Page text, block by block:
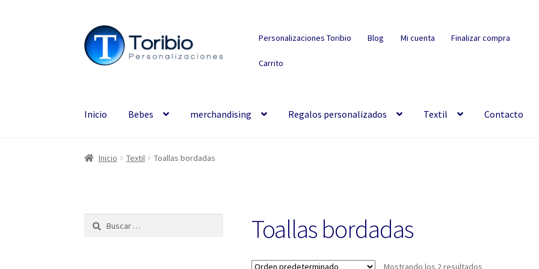
Ir
a
la
Ir
al
contenido
Personalizaciones Toribio Blog Mi cuenta Finalizar compra
Carrito
Inicio Bebes merchandising Regalos personalizados Textil Contacto
Inicio Textil Toallas bordadas
Toallas bordadas
Mostrando los 2 resultados
Buscar: